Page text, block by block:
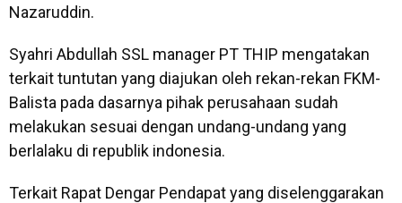
Nazaruddin.
Syahri Abdullah SSL manager PT THIP mengatakan
terkait tuntutan yang diajukan oleh rekan-rekan FKM-
Balista pada dasarnya pihak perusahaan sudah
melakukan sesuai dengan undang-undang yang
berlalaku di republik indonesia.
Terkait Rapat Dengar Pendapat yang diselenggarakan